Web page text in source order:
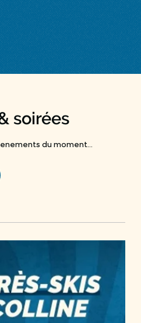
soirées
du moment...